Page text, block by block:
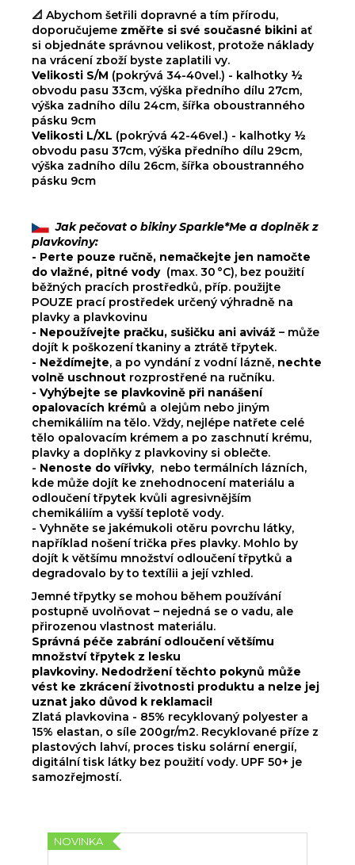
📐 Abychom šetřili dopravné a tím přírodu,
doporučujeme změřte si své současné bikini ať
si objednáte správnou velikost, protože náklady
na vrácení zboží byste zaplatili vy.
Velikosti S/M (pokrývá 34-40vel.) - kalhotky ½
obvodu pasu 33cm, výška předního dílu 27cm,
výška zadního dílu 24cm, šířka oboustranného
pásku 9cm
Velikosti L/XL (pokrývá 42-46vel.) - kalhotky ½
obvodu pasu 37cm, výška předního dílu 29cm,
výška zadního dílu 26cm, šířka oboustranného
pásku 9cm
Jak pečovat o bikiny Sparkle*Me a doplněk z
plavkoviny:
- Perte pouze ručně, nemačkejte jen namočte
do vlažné, pitné vody (max. 30 °C), bez použití
běžných pracích prostředků, příp. použijte
POUZE prací prostředek určený výhradně na
plavky a plavkovinu
- Nepoužívejte pračku, sušičku ani aviváž – může
dojít k poškození tkaniny a ztrátě třpytek.
- Neždímejte, a po vyndání z vodní lázně, nechte
volně uschnout rozprostřené na ručníku.
- Vyhýbejte se plavkovině při nanášení
opalovacích krémů a olejům nebo jiným
chemikáliím na tělo. Vždy, nejlépe natřete celé
tělo opalovacím krémem a po zaschnutí krému,
plavky a doplňky z plavkoviny si oblečte.
- Nenoste do vířivky, nebo termálních lázních,
kde může dojít ke znehodnocení materiálu a
odloučení třpytek kvůli agresivnějším
chemikáliím a vyšší teplotě vody.
- Vyhněte se jakémukoli otěru povrchu látky,
například nošení trička přes plavky. Mohlo by
dojít k většímu množství odloučení třpytků a
degradovalo by to textílii a její vzhled.
Jemné třpytky se mohou během používání
postupně uvolňovat – nejedná se o vadu, ale
přirozenou vlastnost materiálu.
Správná péče zabrání odloučení většímu
množství třpytek z lesku
plavkoviny. Nedodržení těchto pokynů může
vést ke zkrácení životnosti produktu a nelze jej
uznat jako důvod k reklamaci!
Zlatá plavkovina - 85% recyklovaný polyester a
15% elastan, o síle 200gr/m2. Recyklované příze z
plastových lahví, proces tisku solární energií,
digitální tisk látky bez použití vody. UPF 50+ je
samozřejmostí.
NOVINKA